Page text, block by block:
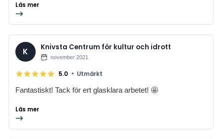
Läs mer
K Knivsta Centrum för kultur och idrott
november 2021
5.0 • Utmärkt
Fantastiskt! Tack för ert glasklara arbetet! 🤩
Läs mer